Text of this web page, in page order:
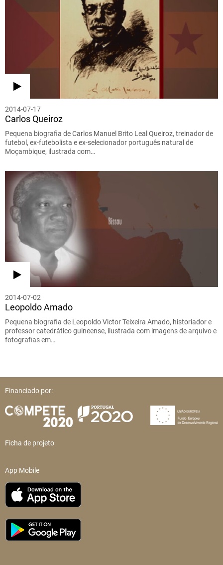
2014-07-17
Carlos Queiroz
Pequena biografia de Carlos Manuel Brito Leal Queiroz, treinador de
futebol, ex-futebolista e ex-selecionador português natural de
Moçambique, ilustrada com…
2014-07-02
Leopoldo Amado
Pequena biografia de Leopoldo Victor Teixeira Amado, historiador e
professor catedrático guineense, ilustrada com imagens de arquivo e
fotografias em…
Financiado por:
Ficha de projeto
App Mobile